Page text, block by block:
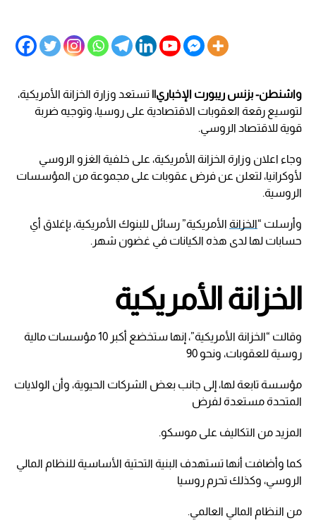
واشنطن- بزنس ريبورت الإخباري|| تستعد وزارة الخزانة الأمريكية،
لتوسيع رقعة العقوبات الاقتصادية على روسيا، وتوجيه ضربة
قوية للاقتصاد الروسي.
وجاء اعلان وزارة الخزانة الأمريكية، على خلفية الغزو الروسي
لأوكرانيا، لتعلن عن فرض عقوبات على مجموعة من المؤسسات
الروسية.
وأرسلت “الخزانة الأمريكية” رسائل للبنوك الأمريكية، بإغلاق أي
حسابات لها لدى هذه الكيانات في غضون شهر.
الخزانة الأمريكية
وقالت “الخزانة الأمريكية”، إنها ستخضع أكبر 10 مؤسسات مالية
روسية للعقوبات، ونحو 90
مؤسسة تابعة لها، إلى جانب بعض الشركات الحيوية، وأن الولايات
المتحدة مستعدة لفرض
المزيد من التكاليف على موسكو.
كما وأضافت أنها تستهدف البنية التحتية الأساسية للنظام المالي
الروسي، وكذلك تحرم روسيا
من النظام المالي العالمي.